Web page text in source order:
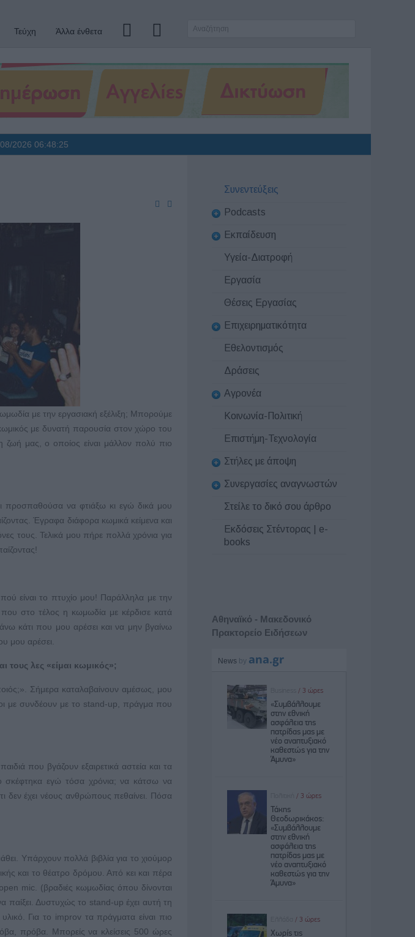
Τεύχη Άλλα ένθετα
2026 06:48:26
με την εργασιακή εξέλιξη; Μπορούμε
με δυνατή παρουσία στον χώρο του
μας, ο οποίος είναι μάλλον πολύ πιο
να φτιάξω κι εγώ δικά μου
Έγραφα διάφορα κωμικά κείμενα και
τους. Τελικά μου πήρε πολλά χρόνια για
είναι το πτυχίο μου! Παράλληλα με την
στο τέλος η κωμωδία με κέρδισε κατά
κάτι που μου αρέσει και να μην βγαίνω
μου αρέσει.
τους λες «είμαι κωμικός»;
Σήμερα καταλαβαίνουν αμέσως, μου
με συνδέουν με το stand-up, πράγμα που
που βγάζουν εξαιρετικά αστεία και τα
σκέφτηκα εγώ τόσα χρόνια; να κάτσω να
έχει νέους ανθρώπους πεθαίνει. Πόσα
Υπάρχουν πολλά βιβλία για το χιούμορ
και το θέατρο δρόμου. Από κει και πέρα
mic. (βραδιές κωμωδίας όπου δίνονται
παίξει. Δυστυχώς το stand-up έχει αυτή τη
υλικό. Για το improv τα πράγματα είναι πιο
πρόβα. Μπορείς να κλείσεις 500 ώρες
Συνεντεύξεις
Podcasts
Εκπαίδευση
Υγεία-Διατροφή
Εργασία
Θέσεις Εργασίας
Επιχειρηματικότητα
Εθελοντισμός
Δράσεις
Αγρονέα
Κοινωνία-Πολιτική
Επιστήμη-Τεχνολογία
Στήλες με άποψη
Συνεργασίες αναγνωστών
Στείλε το δικό σου άρθρο
Εκδόσεις Στέντορας | e-
books
Αθηναϊκό - Μακεδονικό
Πρακτορείο Ειδήσεων